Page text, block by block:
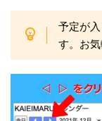
予定が
す。お気